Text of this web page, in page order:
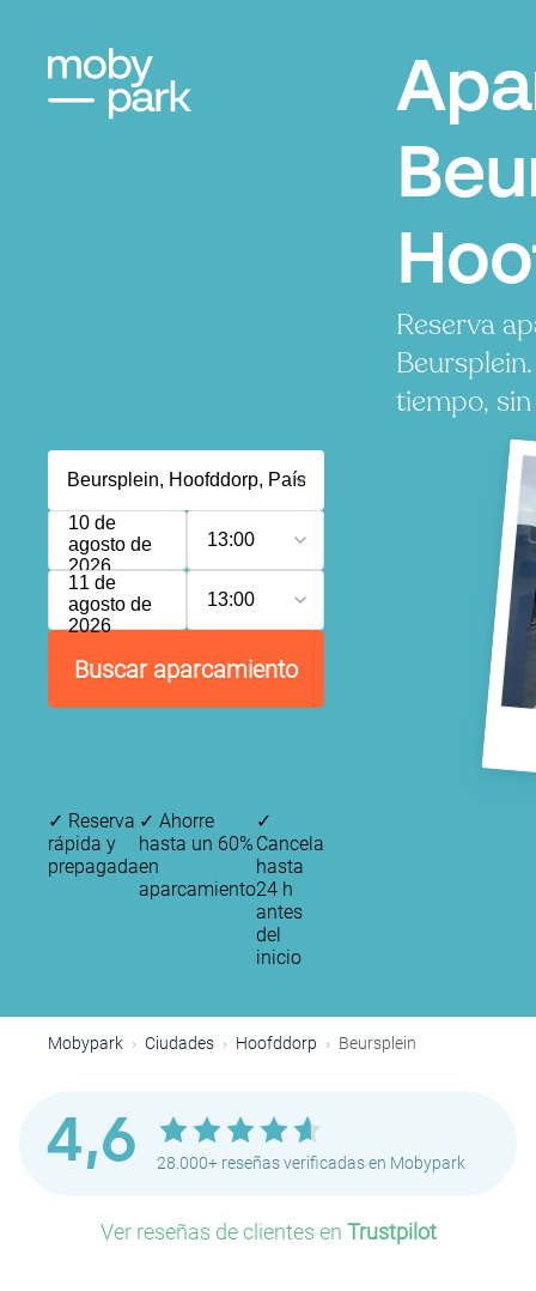
Reserva
tiempo,
10 de
agosto de
2026
13:00
11 de
agosto de
2026
13:00
Buscar aparcamiento
✓ Reserva
rápida y
prepagada
✓ Ahorre
hasta un 60%
en
aparcamiento
✓
Cancela
hasta
24 h
antes
del
inicio
Mobypark Ciudades Hoofddorp Beursplein
4,6 28.000+ reseñas verificadas en Mobypark
Ver reseñas de clientes en Trustpilot